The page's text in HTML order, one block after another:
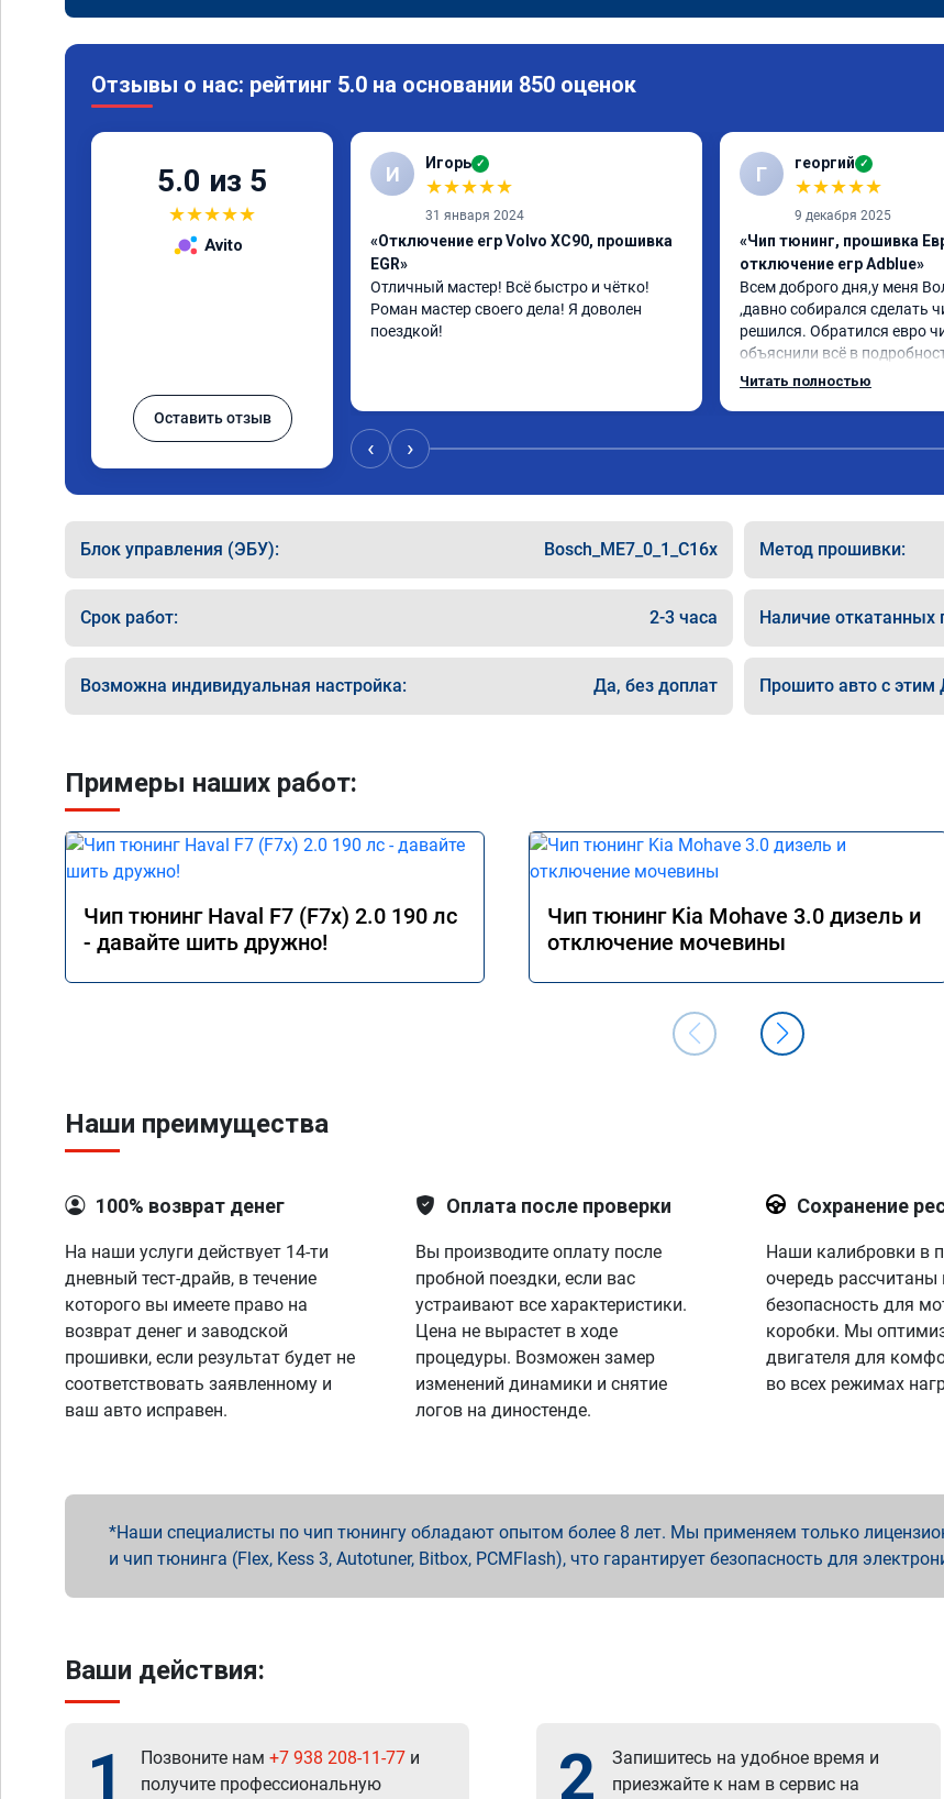
Отзывы о нас: рейтинг 5.0 на основании 850 оценок
5.0 из 5
★★★★★
Avito
Оставить отзыв
И Игорь ✓
★★★★★
31 января 2024
«Отключение егр Volvo XC90, прошивка
EGR»
Отличный мастер! Всё быстро и чётко!
Роман мастер своего дела! Я доволен
поездкой!
Г георгий ✓
★★★★★
9 декабря 2025
«Чип тюнинг, прошивка
отключение егр Adblue»
Всем доброго дня,у меня
,давно собирался сделать
решился. Обратился евро
объяснили всё в
сумму записали. Приехал в
Читать полностью
‹ ›
Блок управления (ЭБУ): Bosch_ME7_0_1_C16x Метод прошивки:
Срок работ: 2-3 часа Наличие откатанных
Возможна индивидуальная настройка: Да, без доплат Прошито авто с этим
Примеры наших работ:
Чип тюнинг Haval F7 (F7x) 2.0 190 лс
- давайте шить дружно!
Чип тюнинг Kia Mohave 3.0 дизель и
отключение мочевины
Наши преимущества
100% возврат денег
На наши услуги действует 14-ти
дневный тест-драйв, в течение
которого вы имеете право на
возврат денег и заводской
прошивки, если результат будет не
соответствовать заявленному и
ваш авто исправен.
Оплата после проверки
Вы производите оплату после
пробной поездки, если вас
устраивают все характеристики.
Цена не вырастет в ходе
процедуры. Возможен замер
изменений динамики и снятие
логов на диностенде.
Сохранение
Наши калибровки в
очередь рассчитаны
безопасность для
коробки. Мы
двигателя для
во всех режимах
Наши специалисты по чип тюнингу обладают опытом более 8 лет. Мы применяем только
и чип тюнинга (Flex, Kess 3, Autotuner, Bitbox, PCMFlash), что гарантирует безопасность для
Ваши действия:
1 Позвоните нам +7 938 208-11-77 и
получите профессиональную
2
Запишитесь на удобное время и
приезжайте к нам в сервис на